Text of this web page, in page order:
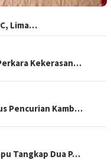
Lima…
Kekerasan…
Pencurian Kamb…
Tangkap Dua P…